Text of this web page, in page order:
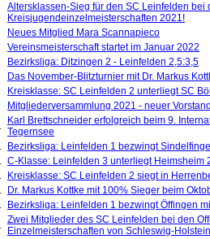
Altersklassen-Sieg für den SC Leinfelden bei
Kreisjugendeinzelmeisterschaften 2021!
Neues Mitglied Mara Scannapieco
Vereinsmeisterschaft startet im Januar 2022
Bezirksliga: Ditzingen 2 - Leinfelden 2,5:3,5
Das November-Blitzturnier mit Dr. Markus
Kreisklasse: SC Leinfelden 2 unterliegt SC
Mitgliederversammlung 2021 - neuer
Karl Brettschneider erfolgreich beim 9.
Tegernsee
Bezirksliga: Leinfelden 1 bezwingt
C-Klasse: Leinfelden 3 unterliegt Heimsheim
Kreisklasse: SC Leinfelden 2 siegt in
Dr. Markus Kottke mit 100% Sieger beim
Bezirksliga: Leinfelden 1 bezwingt Öffingen
Zwei Mitglieder des SC Leinfelden bei den
Einzelmeisterschaften von Schleswig-